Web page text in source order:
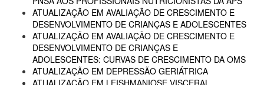
ATUALIZAÇÃO EM AVALIAÇÃO DE CRESCIMENTO E
DESENVOLVIMENTO DE CRIANÇAS E ADOLESCENTES
ATUALIZAÇÃO EM AVALIAÇÃO DE CRESCIMENTO E
DESENVOLVIMENTO DE CRIANÇAS E
ADOLESCENTES: CURVAS DE CRESCIMENTO DA OMS
ATUALIZAÇÃO EM DEPRESSÃO GERIÁTRICA
ATUALIZAÇÃO EM LEISHMANIOSE VISCERAL